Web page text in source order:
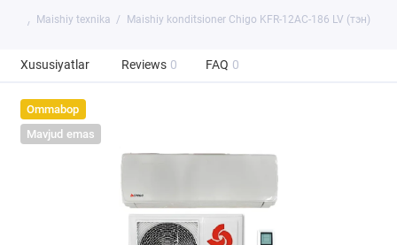
Maishiy texnika Maishiy konditsioner Chigo KFR-12AC-186 LV (тэн)
Xususiyatlar Reviews 0 FAQ 0
Ommabop
Mavjud emas